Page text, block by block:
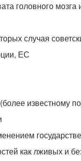
головного
случая
ЕС
известному
как лживых и